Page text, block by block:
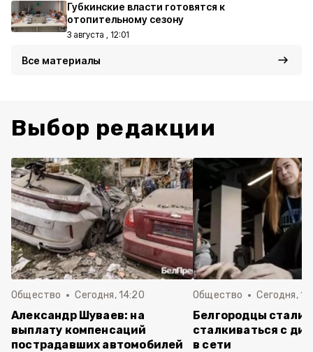
Губкинские власти готовятся к
отопительному сезону
3 августа , 12:01
Все материалы
Выбор редакции
Общество Сегодня, 14:20
Александр Шуваев: на
выплату компенсаций
пострадавших автомобилей
Общество Сегодня,
Белгородцы стали
сталкиваться с
в сети